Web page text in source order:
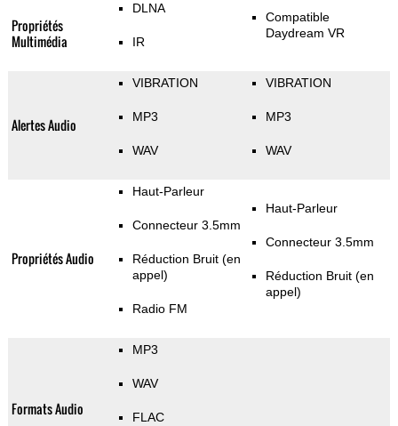
Propriétés
Multimédia
DLNA
IR
Compatible
Daydream VR
Alertes Audio
VIBRATION
MP3
WAV
VIBRATION
MP3
WAV
Propriétés Audio
Haut-Parleur
Connecteur 3.5mm
Réduction Bruit (en
appel)
Radio FM
Haut-Parleur
Connecteur 3.5mm
Réduction Bruit (en
appel)
Formats Audio
MP3
WAV
FLAC